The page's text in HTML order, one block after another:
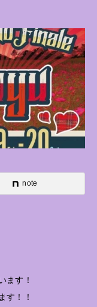
note
ます！
す！！